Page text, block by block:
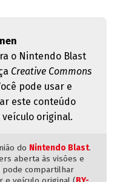
o Nintendo Blast
Creative Commons
pode usar e
este conteúdo
original.
do Nintendo Blast.
aberta às visões e
pode compartilhar